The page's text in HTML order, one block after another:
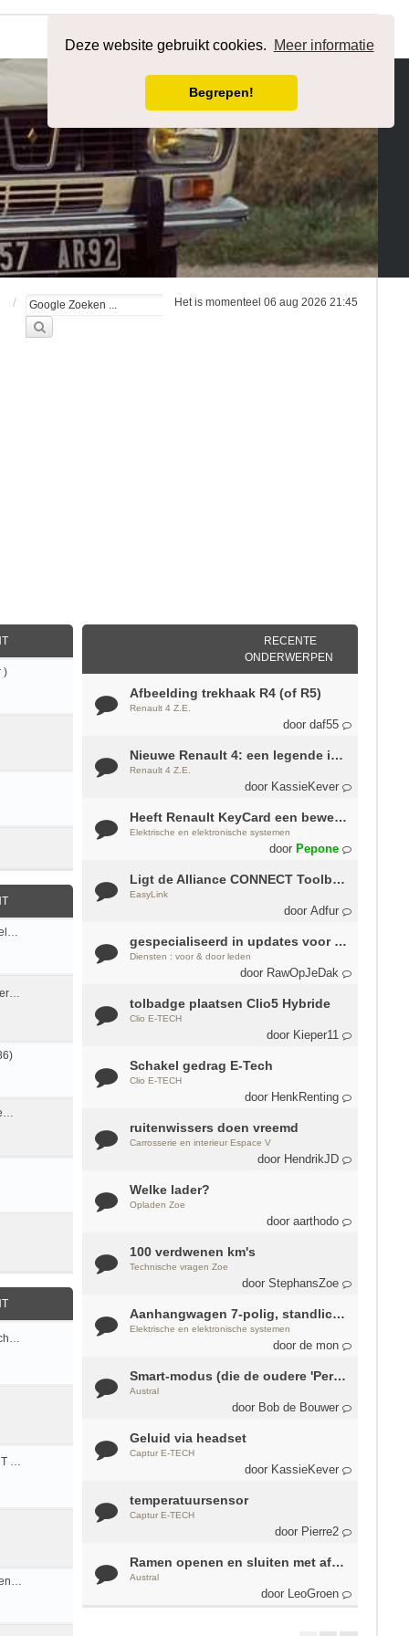
Deze website gebruikt cookies. Meer informatie
Begrepen!
Aanmelden
Registreer
Het is momenteel 06 aug 2026 21:45
RECENTE
ONDERWERPEN
Afbeelding trekhaak R4 (of R5)
Renault 4 Z.E.
door daf55
Nieuwe Renault 4: een legende is herboren
Renault 4 Z.E.
door KassieKever
Heeft Renault KeyCard een bewegingssensor
Elektrische en elektronische systemen
door Pepone
Ligt de Alliance CONNECT Toolbox server er uit?
EasyLink
door Adfur
gespecialiseerd in updates voor R-Link 2-systemen
Diensten : voor & door leden
door RawOpJeDak
tolbadge plaatsen Clio5 Hybride
Clio E-TECH
door Kieper11
Schakel gedrag E-Tech
Clio E-TECH
door HenkRenting
ruitenwissers doen vreemd
Carrosserie en interieur Espace V
door HendrikJD
Welke lader?
Opladen Zoe
door aarthodo
100 verdwenen km's
Technische vragen Zoe
door StephansZoe
Aanhangwagen 7-polig, standlicht R & L apart
Elektrische en elektronische systemen
door de mon
Smart-modus (die de oudere 'Perso'-modus vervangt)
Austral
door Bob de Bouwer
Geluid via headset
Captur E-TECH
door KassieKever
temperatuursensor
Captur E-TECH
door Pierre2
Ramen openen en sluiten met afstandbediening
Austral
door LeoGroen
)
…